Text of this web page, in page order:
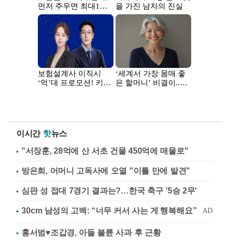
이시간 핫뉴스
"서장훈, 28억에 산 서초 건물 450억에 매물로"
방은희, 어머니 고독사에 오열 "이틀 만에 발견"
심판 성 접대 7경기 결과는?…한국 축구 '5승 2무'
홍서범♥조갑경, 아들 불륜 사과 후 근황